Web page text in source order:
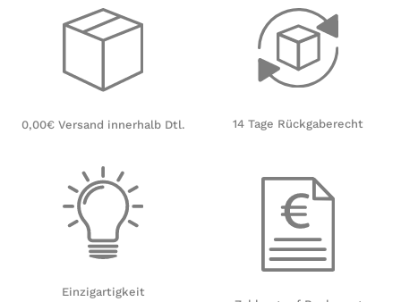
0,00€ Versand innerhalb Dtl.
Einzigartigkeit
14 Tage Rückgaberecht